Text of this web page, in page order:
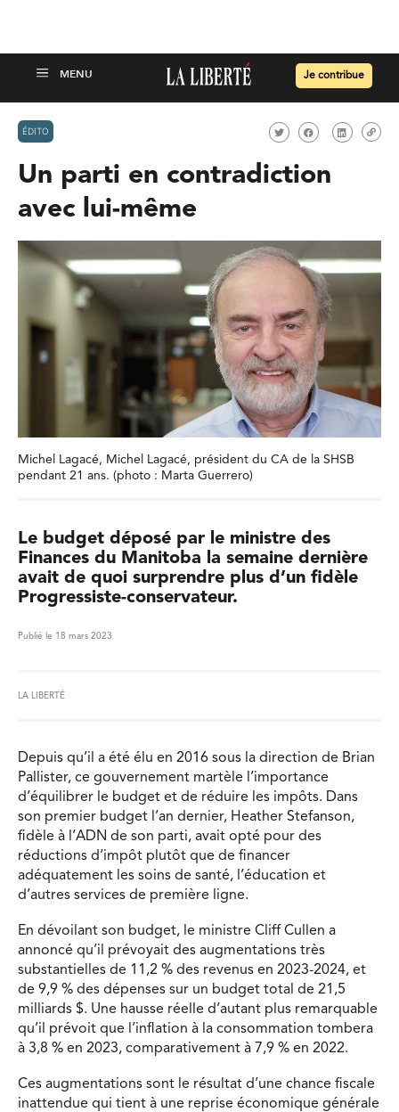
Je contribue
ÉDITO
Un parti en contradiction
avec lui-même
Michel Lagacé, Michel Lagacé, président du CA de la SHSB
pendant 21 ans. (photo : Marta Guerrero)
Le budget déposé par le ministre des
Finances du Manitoba la semaine dernière
avait de quoi surprendre plus d’un fidèle
Progressiste-conservateur.
Publié le 18 mars 2023
LA LIBERTÉ
Depuis qu’il a été élu en 2016 sous la direction de Brian
Pallister, ce gouvernement martèle l’importance
d’équilibrer le budget et de réduire les impôts. Dans
son premier budget l’an dernier, Heather Stefanson,
fidèle à l’ADN de son parti, avait opté pour des
réductions d’impôt plutôt que de financer
adéquatement les soins de santé, l’éducation et
d’autres services de première ligne.
En dévoilant son budget, le ministre Cliff Cullen a
annoncé qu’il prévoyait des augmentations très
substantielles de 11,2 % des revenus en 2023-2024, et
de 9,9 % des dépenses sur un budget total de 21,5
milliards $. Une hausse réelle d’autant plus remarquable
qu’il prévoit que l’inflation à la consommation tombera
à 3,8 % en 2023, comparativement à 7,9 % en 2022.
Ces augmentations sont le résultat d’une chance fiscale
inattendue qui tient à une reprise économique générale